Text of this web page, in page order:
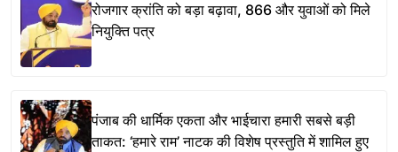
रोजगार क्रांति को बड़ा बढ़ावा, 866 और युवाओं को मिले
नियुक्ति पत्र
पंजाब की धार्मिक एकता और भाईचारा हमारी सबसे बड़ी
ताकत: ‘हमारे राम’ नाटक की विशेष प्रस्तुति में शामिल हुए